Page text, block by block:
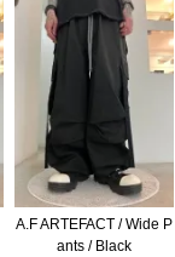
A.F ARTEFACT / Wide P
ants / Black